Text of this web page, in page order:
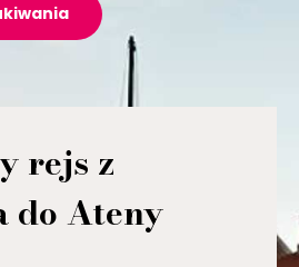
rejs z
do Ateny